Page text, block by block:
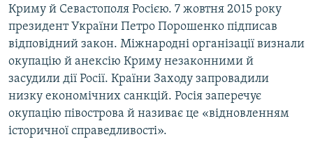
Криму й Севастополя Росією. 7 жовтня 2015 року
президент України Петро Порошенко підписав
відповідний закон. Міжнародні організації визнали
окупацію й анексію Криму незаконними й
засудили дії Росії. Країни Заходу запровадили
низку економічних санкцій. Росія заперечує
окупацію півострова й називає це «відновленням
історичної справедливості».